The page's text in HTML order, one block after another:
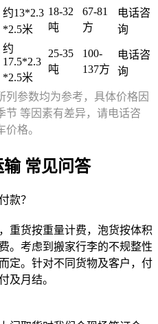
约13*2.3
*2.5米
18-32
吨
67-81
方
电话咨
询
约
17.5*2.3
*2.5米
25-35
吨
100-
137方
电话咨
询
列参数均为参考，具体价格因
节 等因素有差异，请电话咨
格。
常见问答
款？
重货按重量计费，泡货按体积
。考虑到搬家行李的不规整性
定。针对不同货物及客户，付
及月结。